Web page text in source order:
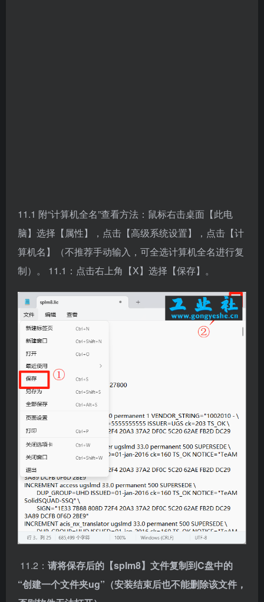
11.2： 请将保存后的【splm8】文件复制到C盘中的
“创建一个文件夹ug”（安装结束后也不能删除该文件，
否则软件无法打开）。